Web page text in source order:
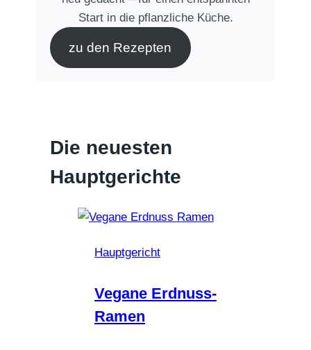
Start in die pflanzliche Küche.
zu den Rezepten
Die neuesten
Hauptgerichte
Hauptgericht
Vegane Erdnuss-
Ramen